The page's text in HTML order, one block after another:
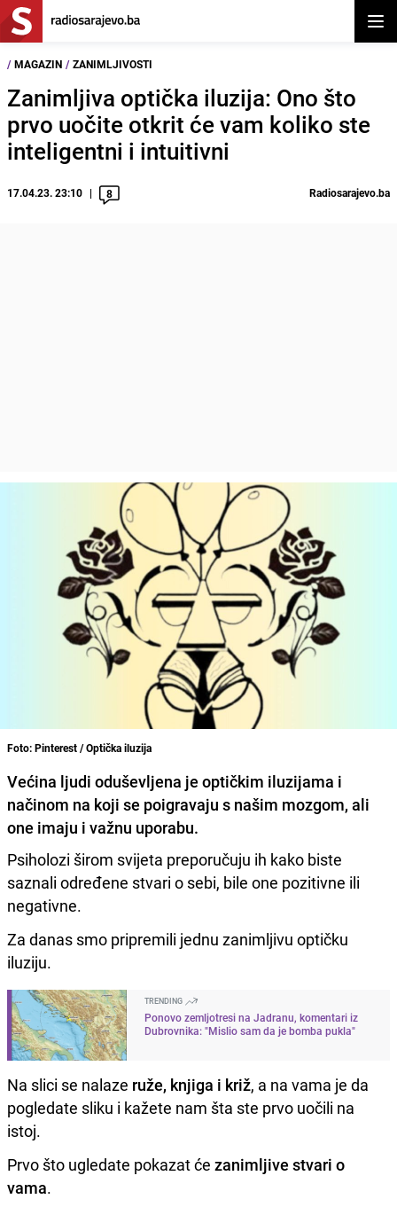
/ MAGAZIN / ZANIMLJIVOSTI
Zanimljiva optička iluzija: Ono što
prvo uočite otkrit će vam koliko ste
inteligentni i intuitivni
17.04.23. 23:10 8 Radiosarajevo.ba
Foto: Pinterest / Optička iluzija
Većina ljudi oduševljena je optičkim iluzijama i
načinom na koji se poigravaju s našim mozgom, ali
one imaju i važnu uporabu.
Psiholozi širom svijeta preporučuju ih kako biste
saznali određene stvari o sebi, bile one pozitivne ili
negativne.
Za danas smo pripremili jednu zanimljivu optičku
iluziju.
TRENDING
Ponovo zemljotresi na Jadranu, komentari iz
Dubrovnika: "Mislio sam da je bomba pukla"
Na slici se nalaze ruže, knjiga i križ, a na vama je da
pogledate sliku i kažete nam šta ste prvo uočili na
istoj.
Prvo što ugledate pokazat će zanimljive stvari o
vama.